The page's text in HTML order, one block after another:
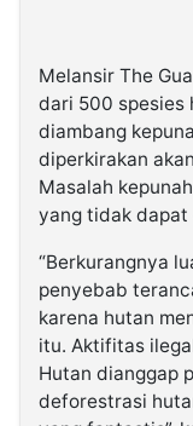
Melansir The
dari 500 spesies
diambang
diperkirakan
Masalah
yang tidak dapat
“Berkurangnya
penyebab
karena hutan
itu. Aktifitas
Hutan dianggap
deforestrasi